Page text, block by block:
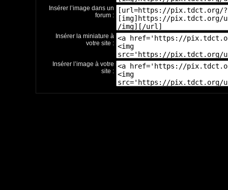
Insérer l’image dans un
forum :
Insérer la miniature à
votre site :
Insérer l’image à votre
site :